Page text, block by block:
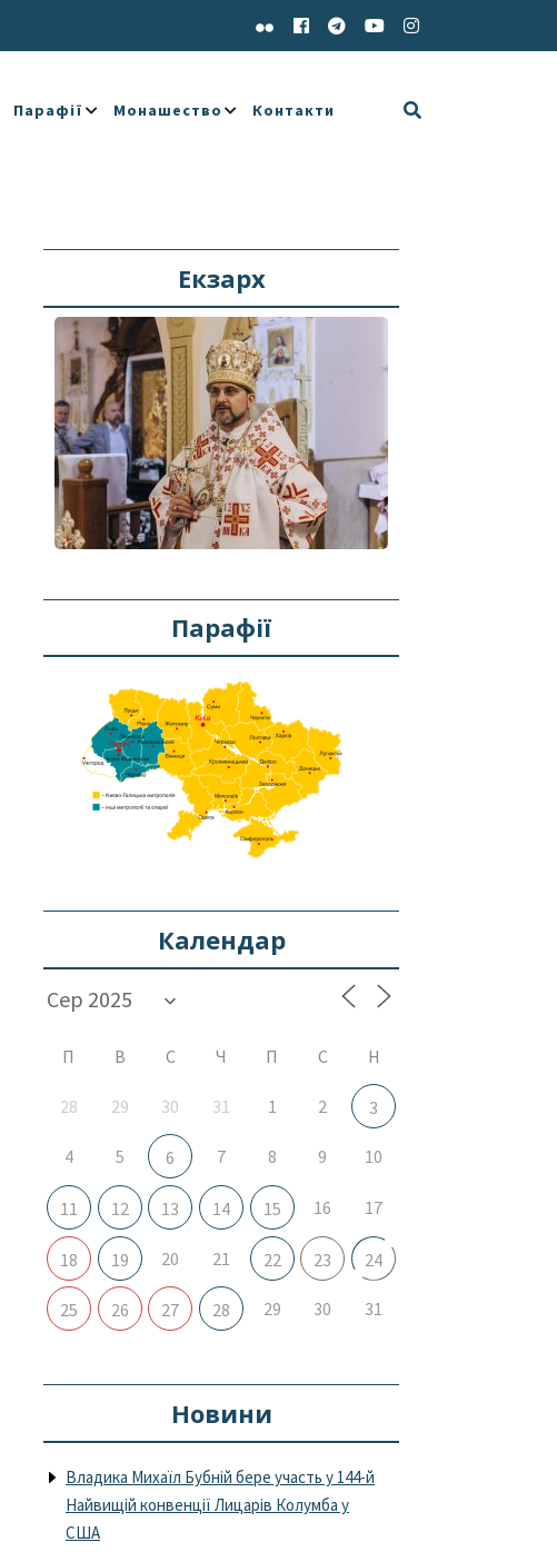
Парафії Монашество Контакти
Екзарх
Парафії
Календар
П В С Ч П С Н
28 29 30 31 1 2 3
4 5 6 7 8 9 10
11 12 13 14 15 16 17
18 19 20 21 22 23 24
25 26 27 28 29 30 31
Новини
Владика Михаїл Бубній бере участь у 144-й
Найвищій конвенції Лицарів Колумба у
США